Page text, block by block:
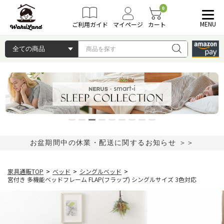
ご利用ガイド マイページ
0
カート MENU
お盆期間中の休業・配送に関するお知らせ ＞＞
家具通販TOP > ベッド > シングルベッド >
宮付き 多機能ベッドフレーム FLAP(フラップ) シングルサイズ 3色対応